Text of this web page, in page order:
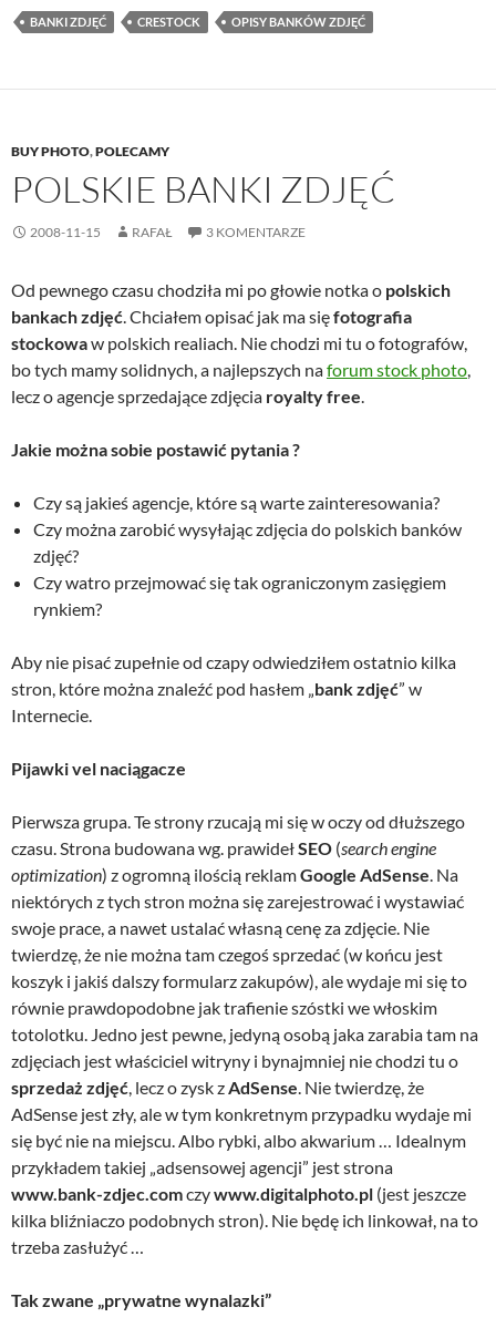
BANKI ZDJĘĆ CRESTOCK OPISY BANKÓW ZDJĘĆ
BUY PHOTO,POLECAMY
POLSKIE BANKI ZDJĘĆ
2008-11-15 RAFAŁ 3 KOMENTARZE
Od pewnego czasu chodziła mi po głowie notka o polskich
bankach zdjęć. Chciałem opisać jak ma sięfotografia
stockowaw polskich realiach. Nie chodzi mi tu o fotografów,
bo tych mamy solidnych, a najlepszych naforum stock photo,
lecz o agencje sprzedające zdjęcia royalty free.
Jakie można sobie postawić pytania ?
Czy są jakieś agencje, które są warte zainteresowania?
Czy można zarobić wysyłając zdjęcia do polskich banków
zdjęć?
Czy watro przejmować się tak ograniczonym zasięgiem
rynkiem?
Aby nie pisać zupełnie od czapy odwiedziłem ostatnio kilka
stron, które można znaleźć pod hasłem „bank zdjęć” w
Internecie.
Pijawki vel naciągacze
Pierwsza grupa. Te strony rzucają mi się w oczy od dłuższego
czasu. Strona budowana wg. prawidełSEO (search engine
optimization) z ogromną ilością reklamGoogle AdSense. Na
niektórych z tych stron można się zarejestrować i wystawiać
swoje prace, a nawet ustalać własną cenę za zdjęcie. Nie
twierdzę, że nie można tam czegoś sprzedać (w końcu jest
koszyk i jakiś dalszy formularz zakupów), ale wydaje mi się to
równie prawdopodobne jak trafienie szóstki we włoskim
totolotku. Jedno jest pewne, jedyną osobą jaka zarabia tam na
zdjęciach jest właściciel witryny i bynajmniej nie chodzi tu o
sprzedaż zdjęć, lecz o zysk zAdSense. Nie twierdzę, że
AdSense jest zły, ale w tym konkretnym przypadku wydaje mi
się być nie na miejscu. Albo rybki, albo akwarium … Idealnym
przykładem takiej „adsensowej agencji” jest strona
www.bank-zdjec.comczywww.digitalphoto.pl (jest jeszcze
kilka bliźniaczo podobnych stron). Nie będę ich linkował, na to
trzeba zasłużyć …
Tak zwane „prywatne wynalazki”